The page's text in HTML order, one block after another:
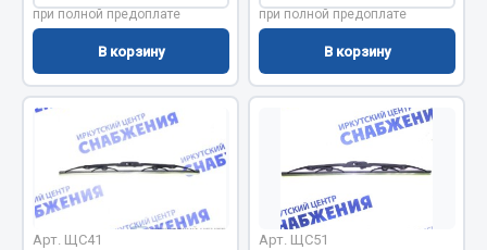
Система охлаждения
Коробка передач
Рулевое управление
Тормозная система
Показать ещё
Весь раздел
при полной предоплате
В корзину
при полной предоплате
В корзину
Арт. ЩС41 Арт. ЩС51